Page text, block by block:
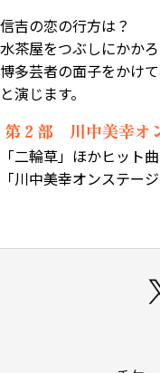
信吉の恋の行方は？
水茶屋をつぶしにかか
博多芸者の面子をかけ
と演じます。
「二輪草」ほかヒット
「川中美幸オンステー